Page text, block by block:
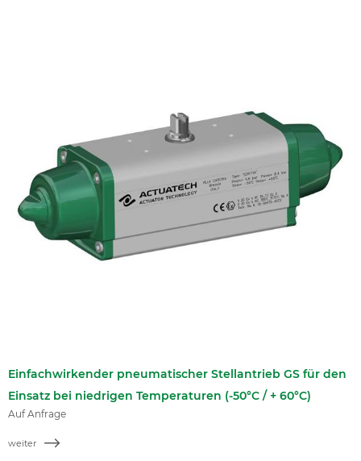
Einfachwirkender pneumatischer Stellantrieb GS für den
Einsatz bei niedrigen Temperaturen (-50°C / + 60°C)
Auf Anfrage
weiter